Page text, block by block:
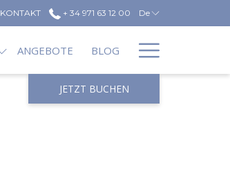
KONTAKT + 34 971 63 12 00 De
ANGEBOTE BLOG Menu
JETZT BUCHEN